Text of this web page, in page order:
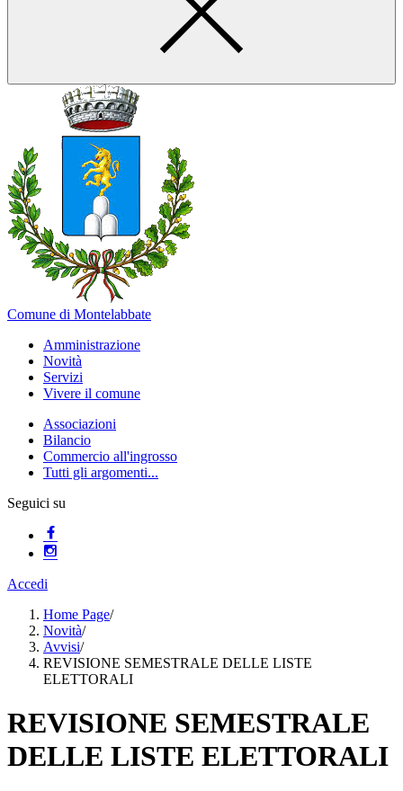
Comune di Montelabbate
Amministrazione
Novità
Servizi
Vivere il comune
Associazioni
Bilancio
Commercio all'ingrosso
Tutti gli argomenti...
Seguici su
Accedi
Home Page/
Novità/
Avvisi/
REVISIONE SEMESTRALE DELLE LISTE
ELETTORALI
REVISIONE SEMESTRALE
DELLE LISTE ELETTORALI